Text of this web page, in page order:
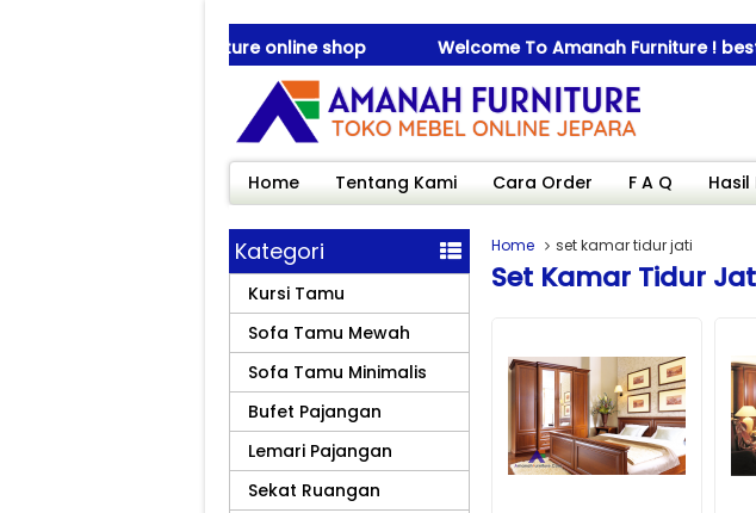
quality Jepara furniture online shop Welcome To Amanah Furniture ! best
quality Jepara furniture online shop Welcome To Amanah Furniture ! best
Home Tentang Kami Cara Order F A Q Hasil
Home set kamar tidur jati
Set Kamar Tidur
Kategori
Kursi Tamu
Sofa Tamu Mewah
Sofa Tamu Minimalis
Bufet Pajangan
Lemari Pajangan
Sekat Ruangan